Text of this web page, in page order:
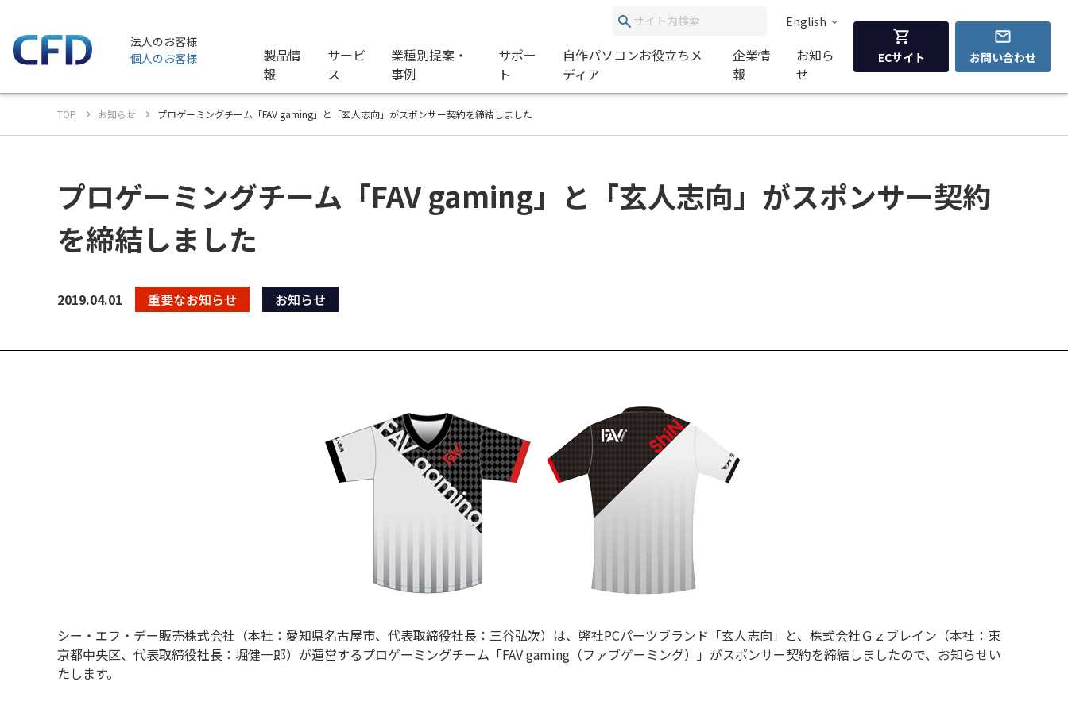
法人のお客様
個人のお客様
English
製品情
報
サービ
ス
業種別提案・
事例
サポー
ト
自作パソコンお役立ちメ
ディア
企業情
報
お知ら
せ
ECサイト お問い合わせ
TOP お知らせ プロゲーミングチーム「FAV gaming」と「玄人志向」がスポンサー契約を締結しました
プロゲーミングチーム「FAV gaming」と「玄人志向」がスポンサー契約
を締結しました
2019.04.01 重要なお知らせ お知らせ
シー・エフ・デー販売株式会社（本社：愛知県名古屋市、代表取締役社長：三谷弘次）は、弊社PCパーツブランド「玄人志向」と、株式会社Ｇｚブレイン（本社：東
京都中央区、代表取締役社長：堀健一郎）が運営するプロゲーミングチーム「FAV gaming（ファブゲーミング）」がスポンサー契約を締結しましたので、お知らせい
たします。